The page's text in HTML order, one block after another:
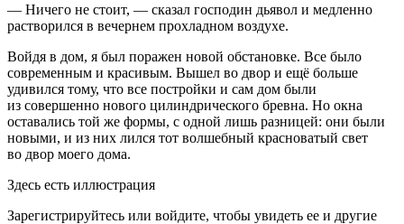
— Ничего не стоит, — сказал господин дьявол и медленно
растворился в вечернем прохладном воздухе.
Войдя в дом, я был поражен новой обстановке. Все было
современным и красивым. Вышел во двор и ещё больше
удивился тому, что все постройки и сам дом были
из совершенно нового цилиндрического бревна. Но окна
оставались той же формы, с одной лишь разницей: они были
новыми, и из них лился тот волшебный красноватый свет
во двор моего дома.
Здесь есть иллюстрация
Зарегистрируйтесь или войдите, чтобы увидеть ее и другие